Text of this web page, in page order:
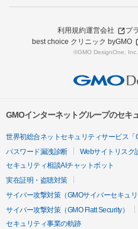
利用規約運営会社
プ
best choice クリニック byGMO
©GMO DesignOne, Inc.
GMOインターネットグループのセキ
世界初総合ネットセキュリティサービス「
パスワード漏洩診断
Webサイトリスク
セキュリティ相談AIチャットボット
実在証明・盗聴対策
サイバー攻撃対策（GMOサイバーセキュリ
サイバー攻撃対策（GMO Flatt Security）
セキュリティ事業の軌跡